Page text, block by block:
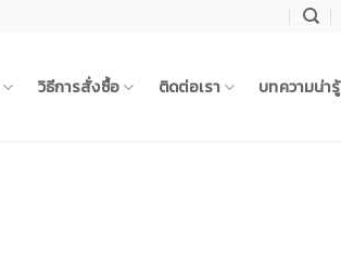
วิธีการสั่งซื้อ ติดต่อเรา บทความน่ารู้